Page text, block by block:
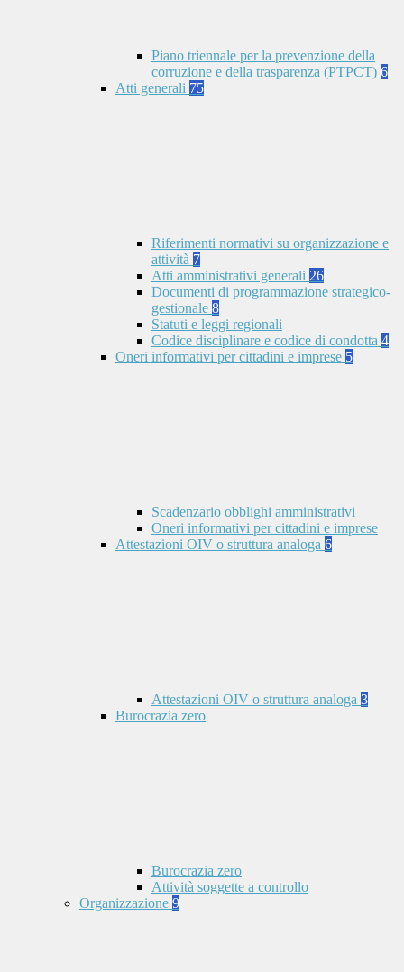
Piano triennale per la prevenzione della
corruzione e della trasparenza (PTPCT) 6
Atti generali 75
Riferimenti normativi su organizzazione e
attività 7
Atti amministrativi generali 26
Documenti di programmazione strategico-
gestionale 8
Statuti e leggi regionali
Codice disciplinare e codice di condotta 4
Oneri informativi per cittadini e imprese 5
Scadenzario obblighi amministrativi
Oneri informativi per cittadini e imprese
Attestazioni OIV o struttura analoga 6
Attestazioni OIV o struttura analoga 3
Burocrazia zero
Burocrazia zero
Attività soggette a controllo
Organizzazione 9